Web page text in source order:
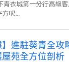
青衣城第一分行高級
方呎...
】進駐葵青全
苑全方位剖析